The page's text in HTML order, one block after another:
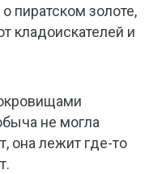
пиратском золоте,
кладоискателей и
не могла
она лежит где-то